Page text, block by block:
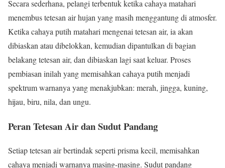
Secara sederhana, pelangi terbentuk ketika cahaya matahari
menembus tetesan air hujan yang masih menggantung di atmosfer.
Ketika cahaya putih matahari mengenai tetesan air, ia akan
dibiaskan atau dibelokkan, kemudian dipantulkan di bagian
belakang tetesan air, dan dibiaskan lagi saat keluar. Proses
pembiasan inilah yang memisahkan cahaya putih menjadi
spektrum warnanya yang menakjubkan: merah, jingga, kuning,
hijau, biru, nila, dan ungu.
Peran Tetesan Air dan Sudut Pandang
Setiap tetesan air bertindak seperti prisma kecil, memisahkan
cahaya menjadi warnanya masing-masing. Sudut pandang